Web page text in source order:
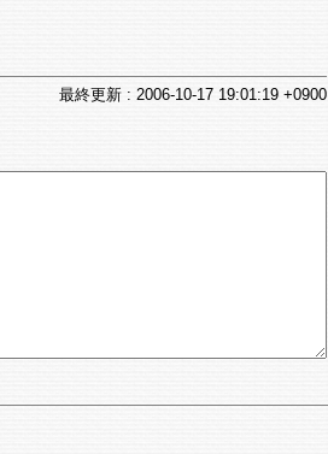
最終更新: 2006-10-17 19:01:19 +0900